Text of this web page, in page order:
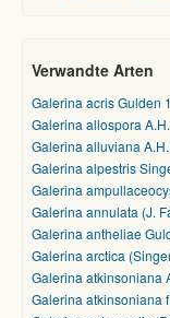
Verwandte Arten
Galerina acris Gulden
Galerina allospora
Galerina alluviana
Galerina alpestris
Galerina
Galerina annulata (J.
Galerina antheliae
Galerina arctica
Galerina atkinsoniana
Galerina atkinsoniana